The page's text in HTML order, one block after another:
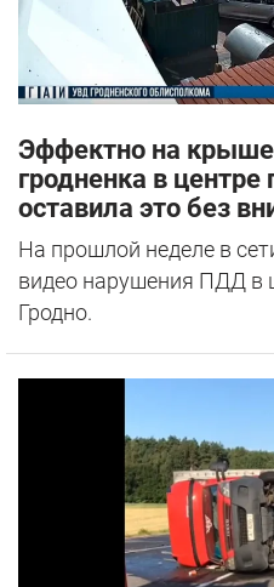
Эффектно на крыше
гродненка в центре
оставила это без
На прошлой неделе в
видео нарушения ПДД в
Гродно.